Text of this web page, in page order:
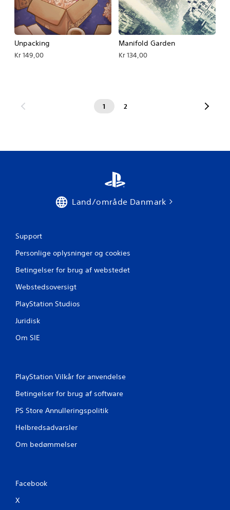
Unpacking
Kr 149,00
Manifold Garden
Kr 134,00
1 2
Land/område Danmark
Support
Personlige oplysninger og cookies
Betingelser for brug af webstedet
Webstedsoversigt
PlayStation Studios
Juridisk
Om SIE
PlayStation Vilkår for anvendelse
Betingelser for brug af software
PS Store Annulleringspolitik
Helbredsadvarsler
Om bedømmelser
Facebook
X